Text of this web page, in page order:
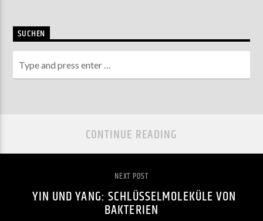
SUCHEN
CONTINUE READING
NEXT POST
YIN UND YANG: SCHLÜSSELMOLEKÜLE VON
BAKTERIEN